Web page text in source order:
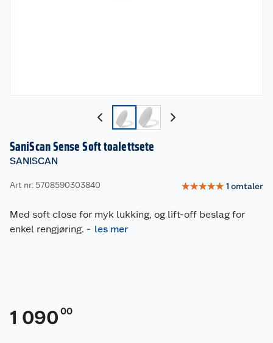
SaniScan Sense Soft toalettsete
SANISCAN
Art nr: 5708590303840 ☆☆☆☆☆ 1 omtaler
Med soft close for myk lukking, og lift-off beslag for
enkel rengjøring. - les mer
1 090 00